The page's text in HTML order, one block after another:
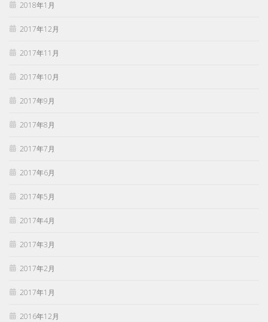
2018年1月
2017年12月
2017年11月
2017年10月
2017年9月
2017年8月
2017年7月
2017年6月
2017年5月
2017年4月
2017年3月
2017年2月
2017年1月
2016年12月